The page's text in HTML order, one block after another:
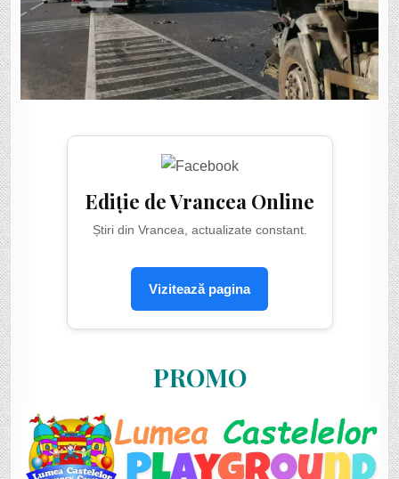
Ediție de Vrancea Online
Știri din Vrancea, actualizate constant.
Vizitează pagina
PROMO